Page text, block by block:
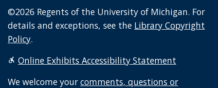
©2026 Regents of the University of Michigan. For
details and exceptions, see the Library Copyright
Policy.
Online Exhibits Accessibility Statement
We welcome your comments, questions or